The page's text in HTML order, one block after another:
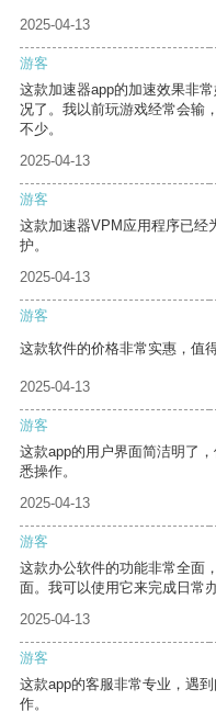
2025-04-13
游客
这款加速器app的加速效果非
况了。我以前玩游戏经常会输
不少。
2025-04-13
游客
这款加速器VPM应用程序已经
护。
2025-04-13
游客
这款软件的价格非常实惠，值得
2025-04-13
游客
这款app的用户界面简洁明了
悉操作。
2025-04-13
游客
这款办公软件的功能非常全面
面。我可以使用它来完成日常
2025-04-13
游客
这款app的客服非常专业，遇
作。